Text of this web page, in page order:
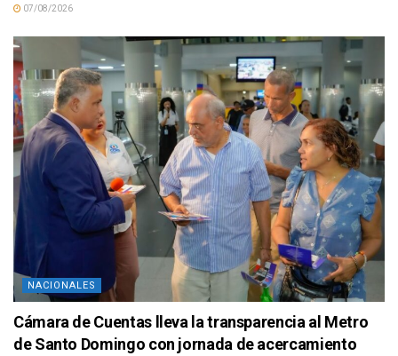
07/08/2026
NACIONALES
Cámara de Cuentas lleva la transparencia al Metro
de Santo Domingo con jornada de acercamiento